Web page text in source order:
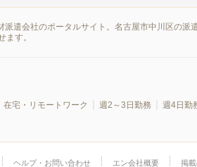
遣会社のポータルサイト。名古屋市中川区の派
す。
在宅・リモートワーク 週2～3日勤務 週4日勤
ヘルプ・お問い合わせ エン会社概要 掲